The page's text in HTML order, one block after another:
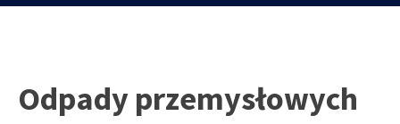
Odpady przemysłowych